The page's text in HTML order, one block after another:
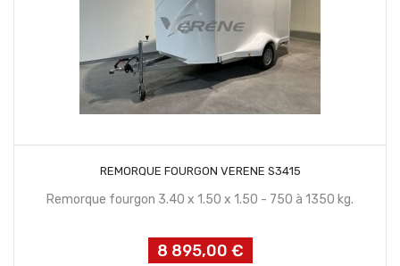
REMORQUE FOURGON VERENE S3415
Remorque fourgon 3.40 x 1.50 x 1.50 - 750 à 1350 kg.
Prix
8 895,00 €